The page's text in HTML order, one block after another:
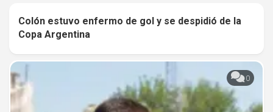
Colón estuvo enfermo de gol y se despidió de la
Copa Argentina
0